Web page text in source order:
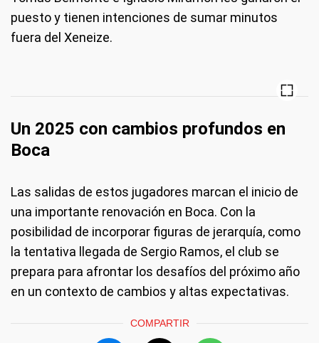
puesto y tienen intenciones de sumar minutos
fuera del Xeneize.
Un 2025 con cambios profundos en
Boca
Las salidas de estos jugadores marcan el inicio de
una importante renovación en Boca. Con la
posibilidad de incorporar figuras de jerarquía, como
la tentativa llegada de Sergio Ramos, el club se
prepara para afrontar los desafíos del próximo año
en un contexto de cambios y altas expectativas.
COMPARTIR